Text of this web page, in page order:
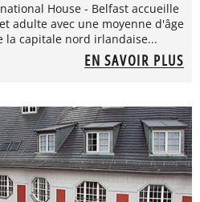
House - Belfast accueille
adulte avec une moyenne d'âge
la capitale nord irlandaise...
EN SAVOIR PLUS